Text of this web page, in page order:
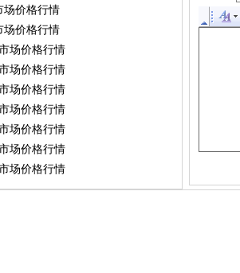
场价格行情
场价格行情
场价格行情
场价格行情
场价格行情
场价格行情
场价格行情
场价格行情
场价格行情